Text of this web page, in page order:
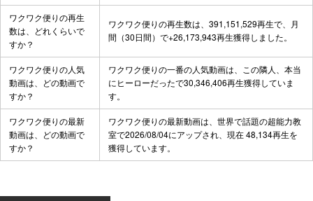
ワクワク便りの再生
数は、どれくらいで
すか？
ワクワク便りの再生数は、391,151,529再生で、月
間（30日間）で+26,173,943再生獲得しました。
ワクワク便りの人気
動画は、どの動画で
すか？
ワクワク便りの一番の人気動画は、
この隣人、本当
にヒーローだったで30,346,406再生獲得していま
す。
ワクワク便りの最新
動画は、どの動画で
すか？
ワクワク便りの最新動画は、 世界で話題の超能力教
室で2026/08/04にアップされ、現在 48,134再生を
獲得しています。